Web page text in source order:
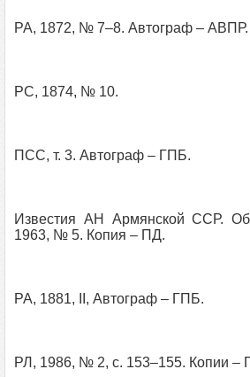
РА, 1872, № 7–8. Автограф – АВПР.
РС, 1874, № 10.
ПСС, т. 3. Автограф – ГПБ.
Известия АН Армянской ССР.
1963, № 5. Копия – ПД.
РА, 1881, II, Автограф – ГПБ.
РЛ, 1986, № 2, с. 153–155. Копии –